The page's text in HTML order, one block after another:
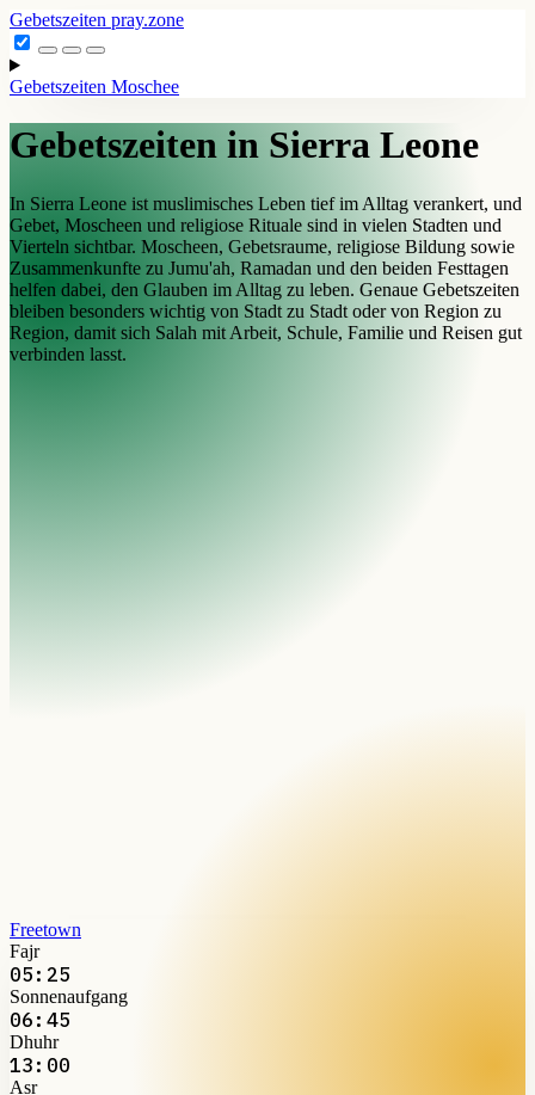
Gebetszeiten pray.zone
Gebetszeiten Moschee
Gebetszeiten in Sierra Leone
In Sierra Leone ist muslimisches Leben tief im Alltag verankert, und
Gebet, Moscheen und religiose Rituale sind in vielen Stadten und
Vierteln sichtbar. Moscheen, Gebetsraume, religiose Bildung sowie
Zusammenkunfte zu Jumu'ah, Ramadan und den beiden Festtagen
helfen dabei, den Glauben im Alltag zu leben. Genaue Gebetszeiten
bleiben besonders wichtig von Stadt zu Stadt oder von Region zu
Region, damit sich Salah mit Arbeit, Schule, Familie und Reisen gut
verbinden lasst.
Freetown
Fajr
05:25
Sonnenaufgang
06:45
Dhuhr
13:00
Asr